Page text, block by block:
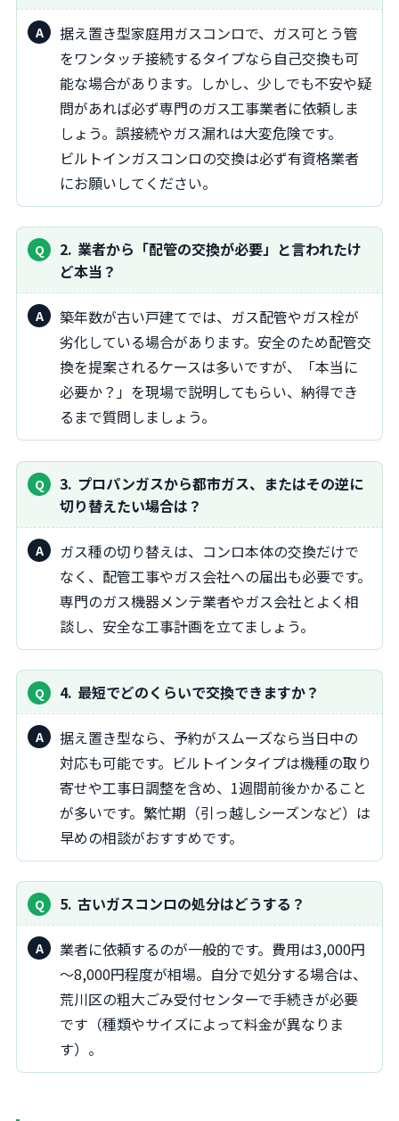
据え置き型家庭用ガスコンロで、ガス可とう管
をワンタッチ接続するタイプなら自己交換も可
能な場合があります。しかし、少しでも不安や疑
問があれば必ず専門のガス工事業者に依頼しま
しょう。誤接続やガス漏れは大変危険です。
ビルトインガスコンロの交換は必ず有資格業者
にお願いしてください。
2 業者から「配管の交換が必要」と言われたけ
ど本当？
築年数が古い戸建てでは、ガス配管やガス栓が
劣化している場合があります。安全のため配管交
換を提案されるケースは多いですが、「本当に
必要か？」を現場で説明してもらい、納得でき
るまで質問しましょう。
3 プロパンガスから都市ガス、またはその逆に
切り替えたい場合は？
ガス種の切り替えは、コンロ本体の交換だけで
なく、配管工事やガス会社への届出も必要です。
専門のガス機器メンテ業者やガス会社とよく相
談し、安全な工事計画を立てましょう。
4 最短でどのくらいで交換できますか？
据え置き型なら、予約がスムーズなら当日中の
対応も可能です。ビルトインタイプは機種の取り
寄せや工事日調整を含め、1週間前後かかること
が多いです。繁忙期（引っ越しシーズンなど）は
早めの相談がおすすめです。
5 古いガスコンロの処分はどうする？
業者に依頼するのが一般的です。費用は3,000円
～8,000円程度が相場。自分で処分する場合は、
荒川区の粗大ごみ受付センターで手続きが必要
です（種類やサイズによって料金が異なりま
す）。